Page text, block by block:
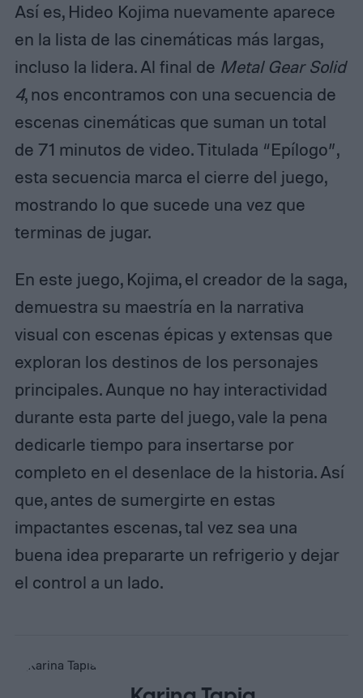
Así es, Hideo Kojima nuevamente aparece
en la lista de las cinemáticas más largas,
incluso la lidera. Al final de Metal Gear Solid
4, nos encontramos con una secuencia de
escenas cinemáticas que suman un total
de 71 minutos de video. Titulada “Epílogo”,
esta secuencia marca el cierre del juego,
mostrando lo que sucede una vez que
terminas de jugar.
En este juego, Kojima, el creador de la saga,
demuestra su maestría en la narrativa
visual con escenas épicas y extensas que
exploran los destinos de los personajes
principales. Aunque no hay interactividad
durante esta parte del juego, vale la pena
dedicarle tiempo para insertarse por
completo en el desenlace de la historia. Así
que, antes de sumergirte en estas
impactantes escenas, tal vez sea una
buena idea prepararte un refrigerio y dejar
el control a un lado.